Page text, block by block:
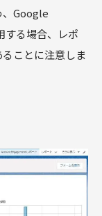
、Google
する場合、レポ
ことに注意しま